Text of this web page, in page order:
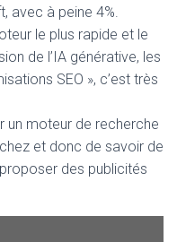
avec à peine 4%.
le plus rapide et le
de l’IA générative, les
SEO », c’est très
un moteur de recherche
et donc de savoir de
des publicités